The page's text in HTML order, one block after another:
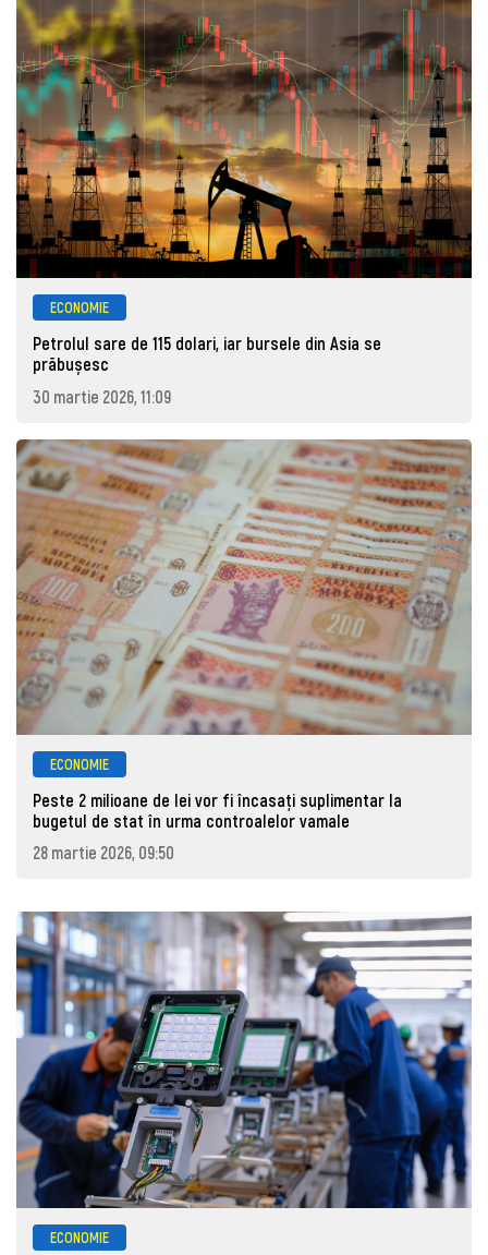
ECONOMIE
Petrolul sare de 115 dolari, iar bursele din Asia se
prăbușesc
30 martie 2026, 11:09
ECONOMIE
Peste 2 milioane de lei vor fi încasați suplimentar la
bugetul de stat în urma controalelor vamale
28 martie 2026, 09:50
ECONOMIE